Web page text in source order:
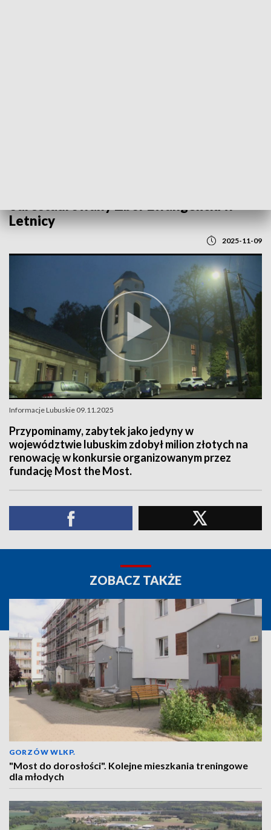
Letnicy
2025-11-09
Informacje Lubuskie 09.11.2025
Przypominamy, zabytek jako jedyny w
województwie lubuskim zdobył milion złotych na
renowację w konkursie organizowanym przez
fundację Most the Most.
ZOBACZ TAKŻE
GORZÓW WLKP.
"Most do dorosłości". Kolejne mieszkania treningowe
dla młodych